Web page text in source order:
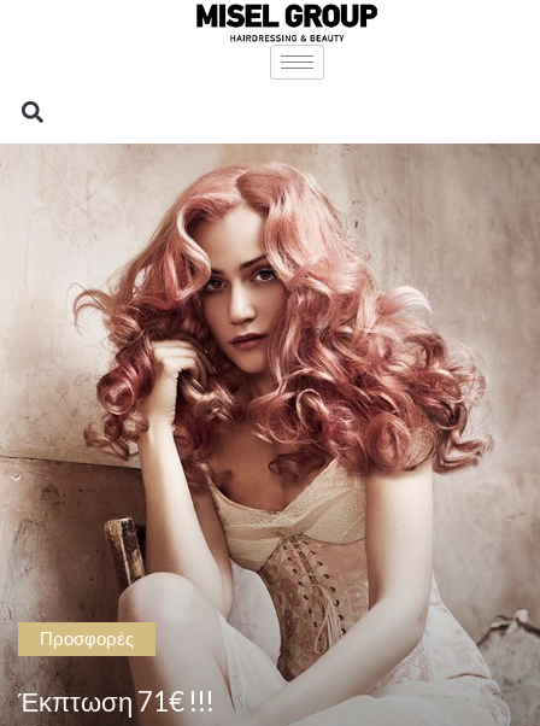
Προσφορές
Έκπτωση 71€ !!!